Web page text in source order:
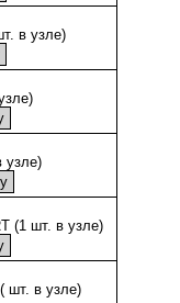
в узле)
узле)
(1 шт. в узле)
шт. в узле)